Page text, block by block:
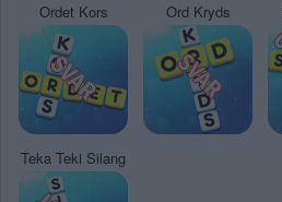
Ordet Kors Ord Kryds
Teka Teki Silang